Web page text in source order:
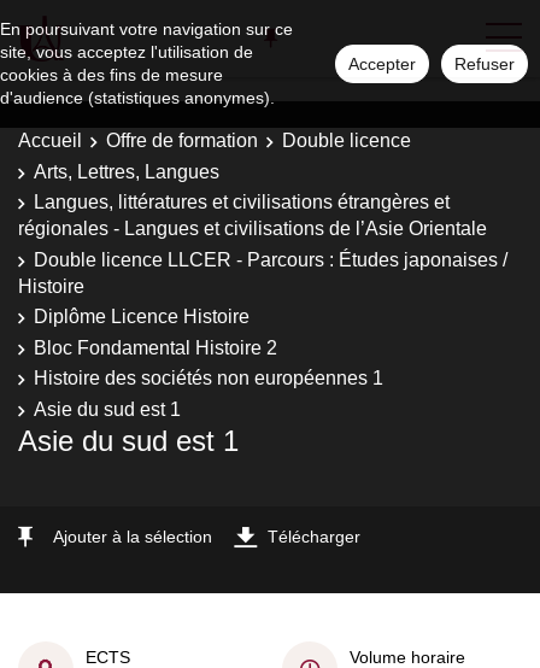
En poursuivant votre navigation sur ce
site, vous acceptez l'utilisation de
cookies à des fins de mesure
d'audience (statistiques anonymes).
Accepter Refuser
Accueil Offre de formation
Double licence
Arts, Lettres, Langues
Langues, littératures et civilisations étrangères et
régionales - Langues et civilisations de l’Asie Orientale
Double licence LLCER - Parcours : Études japonaises /
Histoire
Diplôme Licence Histoire
Bloc Fondamental Histoire 2
Histoire des sociétés non européennes 1
Asie du sud est 1
Asie du sud est 1
Ajouter à la sélection Télécharger
ECTS
Volume horaire